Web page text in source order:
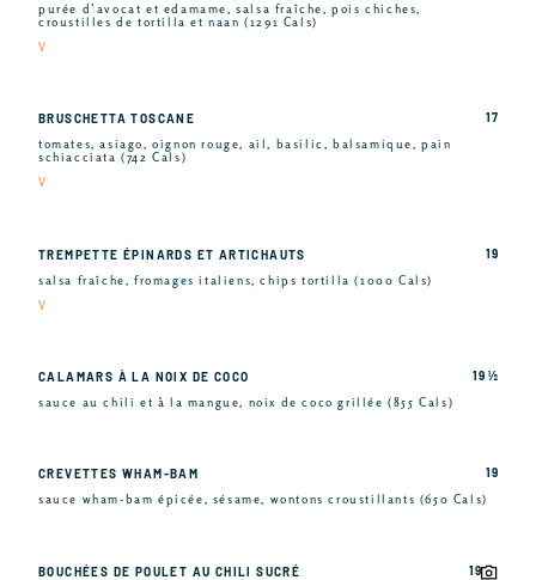
purée d’avocat et edamame, salsa fraîche, pois chiches,
croustilles de tortilla et naan (1291 Cals)
V
BRUSCHETTA TOSCANE
tomates, asiago, oignon rouge, ail, basilic, balsamique, pain
schiacciata (742 Cals)
V
17
TREMPETTE ÉPINARDS ET ARTICHAUTS
salsa fraîche, fromages italiens, chips tortilla (1000 Cals)
V
19
CALAMARS À LA NOIX DE COCO
sauce au chili et à la mangue, noix de coco grillée (855 Cals)
19 ½
CREVETTES WHAM-BAM
sauce wham-bam épicée, sésame, wontons croustillants (650 Cals)
19
BOUCHÉES DE POULET AU CHILI SUCRÉ 19